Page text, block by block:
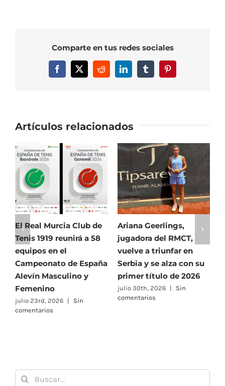
de
la
Sardina
Comparte en tus redes sociales
Facebook
X RedditLinkedInTumblrPinterest
Artículos relacionados
El Real Murcia Club de
Tenis 1919 reunirá a 58
equipos en el
Campeonato de España
Alevín Masculino y
Femenino
julio 23rd, 2026 |
Sin
comentarios
Ariana Geerlings,
jugadora del RMCT,
vuelve a triunfar en
Serbia y se alza con su
primer título de 2026
julio 30th, 2026 |
Sin
comentarios
Buscar: